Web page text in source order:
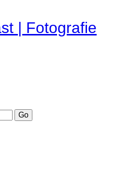
| Fotografie
Go